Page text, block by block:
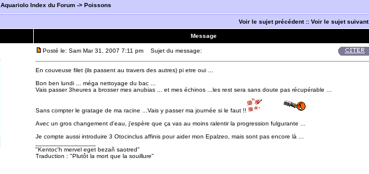
Aquariolo Index du Forum -> Poissons
Voir le sujet précédent:: Voir le sujet suivant
Message
Posté le: Sam Mar 31, 2007 7:11 pm Sujet du message:
En couveuse filet (ils passent au travers des autres) pi etre oui ...
Bon ben lundi ... méga nettoyage du bac ...
Vais passer 3heures a brosser mes anubias ... et mes échinos ...les rest sera sans doute pas récupérable ...
Sans compter le gratage de ma racine ...Vais y passer ma journée si le faut !!
Avec un gros changement d'eau, j'espère que ça vas au moins ralentir la progression fulgurante ...
Je compte aussi introduire 3 Otocinclus affinis pour aider mon Epalzeo, mais sont pas encore là ...
"Kentoc'h mervel eget bezañ saotred"
Traduction : "Plutôt la mort que la souillure"